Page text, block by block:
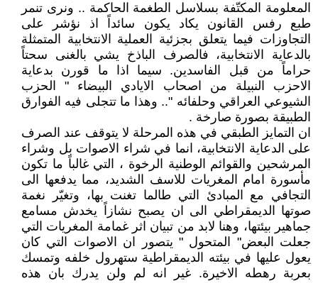
المعلومة المكتّفة بسلاسل الطغمة الحاكمة .. ونرى تنمر
طبع رفس القانون يكاد يكون سائداً اذ نؤشر على
التجاوزات فيما يتعلق بجزئية العملية الانتخابية المتمثلة
بالدعاية الانتخابية، فالصرف الباذخ يشي بالغنى سحتاً
حراماً من قبل الفاسدين. سيما اذا ما قورن بدعاية
الاحزب النبيلة من اصحاب الايادي البيضاء " الحزب
الشيوعي العراقي وحلفائه ".. وهذا ما تتجلى فيه الفوارق
الطبيقة بصورة صارخة .
ان التمايز الطبقي في هذه المرحلة لا يتوقف عند الصرف
على الدعاية الانتخابية، انما في شراء الاصوات بل وشراء
المرشحين والقوائم الوطنية الرخوة ، التي غالباً ما تكون
مأسورة امام المغريات للاسف الشديد، مما يدفعها الى
التجافي مع المبادئ التي طالما تغنت بها، وتغيّر نغمة
صوتها الديمقراطي الى ان يصبح نشازاً يخدش مسامع
جماهير بيئتها، وهنا لابد من تبيان اثر غمامة المغريات التي
جعلت البعض" المتحول " يتصور ان الاصوات التي كان
يعول عليها في بيئته الديمقراطية ستهرول خلفه وتمسك
بعربة رهطه الاخيرة. غير انه لم ولن يدرك بان هذه